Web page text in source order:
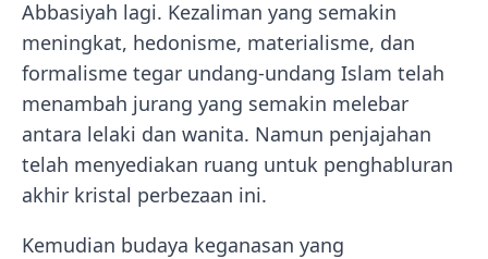
Abbasiyah lagi. Kezaliman yang semakin
meningkat, hedonisme, materialisme, dan
formalisme tegar undang-undang Islam telah
menambah jurang yang semakin melebar
antara lelaki dan wanita. Namun penjajahan
telah menyediakan ruang untuk penghabluran
akhir kristal perbezaan ini.
Kemudian budaya keganasan yang